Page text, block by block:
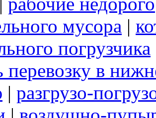
мусора |
погрузчика
перевозку в
| разгрузо-